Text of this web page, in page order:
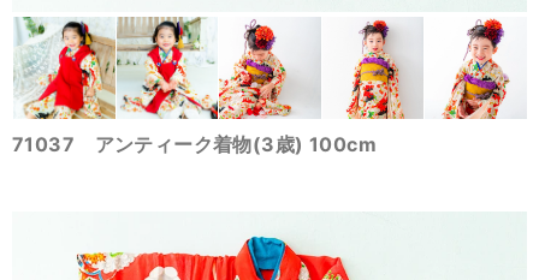
71037 アンティーク着物(3歳) 100cm